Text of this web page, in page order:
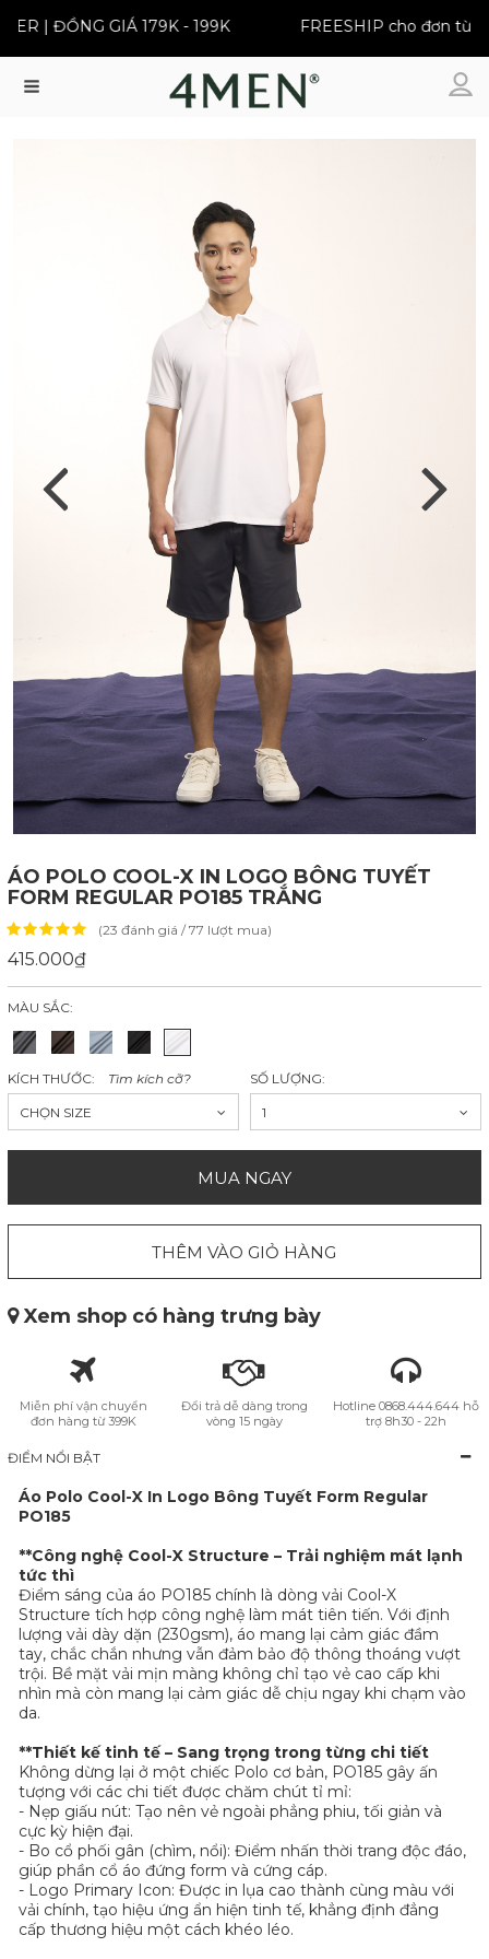
| ĐỒNG GIÁ 179K - 199K FREESHIP cho đơn từ 399K
ÁO POLO COOL-X IN LOGO BÔNG TUYẾT
FORM REGULAR PO185 TRẮNG
(23 đánh giá / 77 lượt mua)
415.000₫
MÀU SẮC:
KÍCH THƯỚC: Tìm kích cỡ?
CHỌN SIZE
SỐ LƯỢNG:
1
MUA NGAY
THÊM VÀO GIỎ HÀNG
Xem shop có hàng trưng bày
Miễn phí vận chuyển
đơn hàng từ 399K
Đổi trả dễ dàng trong
vòng 15 ngày
Hotline 0868.444.644 hỗ
trợ 8h30 - 22h
ĐIỂM NỔI BẬT
Áo Polo Cool-X In Logo Bông Tuyết Form Regular
PO185
**Công nghệ Cool-X Structure – Trải nghiệm mát lạnh
tức thì
Điểm sáng của áo PO185 chính là dòng vải Cool-X
Structure tích hợp công nghệ làm mát tiên tiến. Với định
lượng vải dày dặn (230gsm), áo mang lại cảm giác đầm
tay, chắc chắn nhưng vẫn đảm bảo độ thông thoáng vượt
trội. Bề mặt vải mịn màng không chỉ tạo vẻ cao cấp khi
nhìn mà còn mang lại cảm giác dễ chịu ngay khi chạm vào
da.
**Thiết kế tinh tế – Sang trọng trong từng chi tiết
Không dừng lại ở một chiếc Polo cơ bản, PO185 gây ấn
tượng với các chi tiết được chăm chút tỉ mỉ:
- Nẹp giấu nút: Tạo nên vẻ ngoài phẳng phiu, tối giản và
cực kỳ hiện đại.
- Bo cổ phối gân (chìm, nổi): Điểm nhấn thời trang độc đáo,
giúp phần cổ áo đứng form và cứng cáp.
- Logo Primary Icon: Được in lụa cao thành cùng màu với
vải chính, tạo hiệu ứng ẩn hiện tinh tế, khẳng định đẳng
cấp thương hiệu một cách khéo léo.